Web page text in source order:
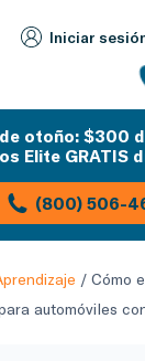
Iniciar
otoño: $300
Elite GRATIS
(800) 506-
/ Cómo
automóviles